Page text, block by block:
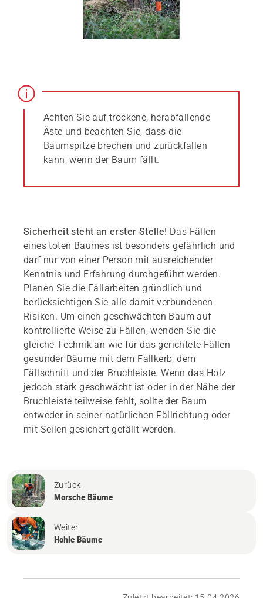
Achten Sie auf trockene, herabfallende
Äste und beachten Sie, dass die
Baumspitze brechen und zurückfallen
kann, wenn der Baum fällt.
Sicherheit steht an erster Stelle! Das Fällen
eines toten Baumes ist besonders gefährlich und
darf nur von einer Person mit ausreichender
Kenntnis und Erfahrung durchgeführt werden.
Planen Sie die Fällarbeiten gründlich und
berücksichtigen Sie alle damit verbundenen
Risiken. Um einen geschwächten Baum auf
kontrollierte Weise zu Fällen, wenden Sie die
gleiche Technik an wie für das gerichtete Fällen
gesunder Bäume mit dem Fallkerb, dem
Fällschnitt und der Bruchleiste. Wenn das Holz
jedoch stark geschwächt ist oder in der Nähe der
Bruchleiste teilweise fehlt, sollte der Baum
entweder in seiner natürlichen Fällrichtung oder
mit Seilen gesichert gefällt werden.
Zurück
Morsche Bäume
Weiter
Hohle Bäume